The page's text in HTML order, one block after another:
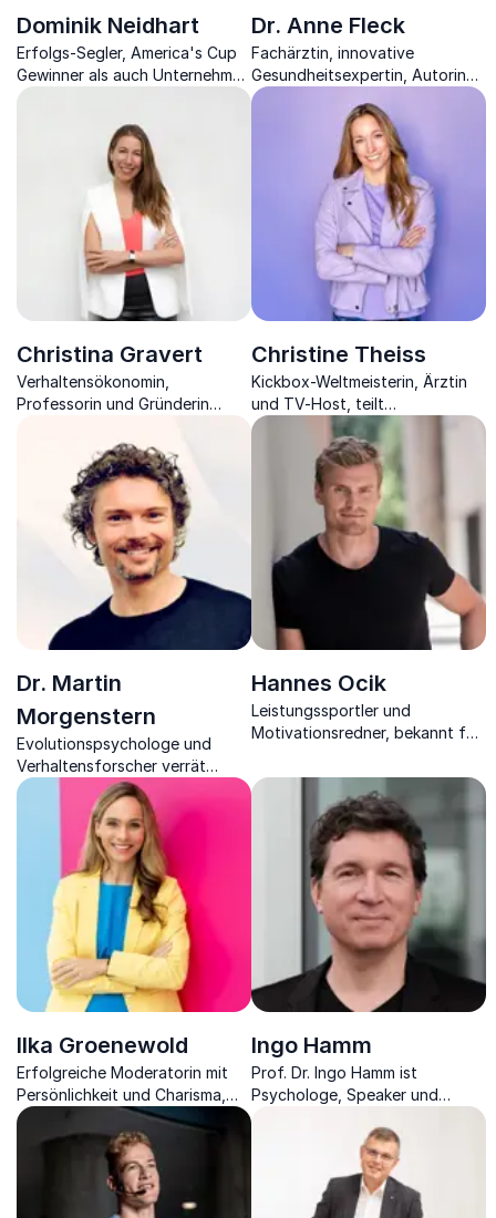
Dominik Neidhart
Erfolgs-Segler, America's Cup
Gewinner als auch Unternehmer
zeigt, was ein Team ausmacht.
Dr. Anne Fleck
Fachärztin, innovative
Gesundheitsexpertin, Autorin
und Fernsehmoderatorin
sensibilisiert Sie für Ihren
Christina Gravert
Verhaltensökonomin,
Professorin und Gründerin
Nachhaltigkeit und wie unsere
Umgebung unser Verhalten
beeinflusst.
Christine Theiss
Kickbox-Weltmeisterin, Ärztin
und TV-Host, teilt
Erfolgsgeheimnisse für
Spitzenleistung in Sport und
Business.
Dr. Martin
Morgenstern
Evolutionspsychologe und
Verhaltensforscher verrät
Erfolgsgeheimnisse aus der
Hannes Ocik
Leistungssportler und
Motivationsredner, bekannt für
als Ruderer im Deutschland-
Ilka Groenewold
Erfolgreiche Moderatorin mit
Persönlichkeit und Charisma,
Sportlerin und Coach für
Rhetorik und Körpersprache.
Ingo Hamm
Prof. Dr. Ingo Hamm ist
Psychologe, Speaker und
Kulturentwicklung und moderne